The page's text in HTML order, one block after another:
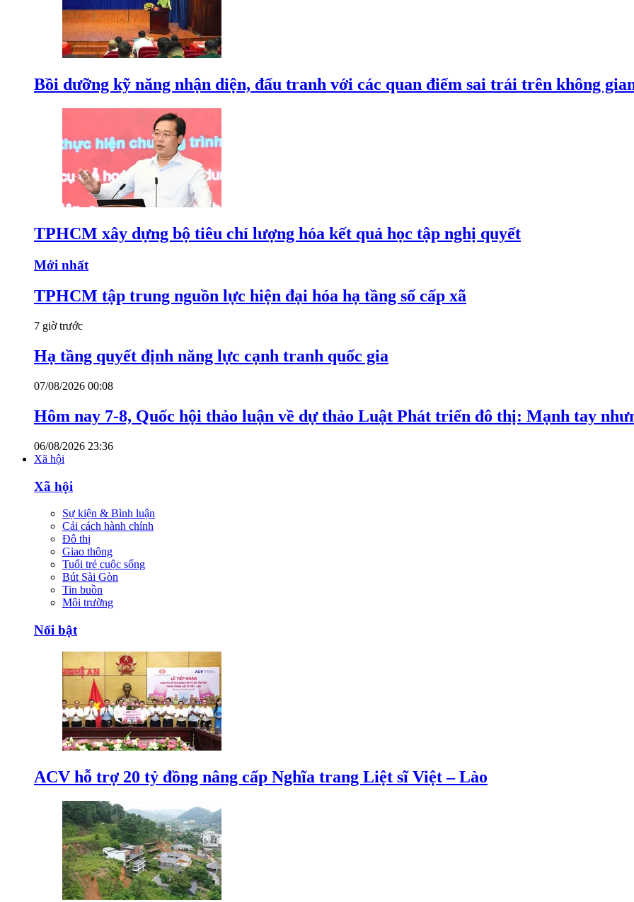
Bồi dưỡng kỹ năng nhận diện, đấu tranh với các quan điểm sai trái trên không
TPHCM xây dựng bộ tiêu chí lượng hóa kết quả học tập nghị quyết
Mới nhất
TPHCM tập trung nguồn lực hiện đại hóa hạ tầng số cấp xã
7 giờ trước
Hạ tầng quyết định năng lực cạnh tranh quốc gia
07/08/2026 00:08
Hôm nay 7-8, Quốc hội thảo luận về dự thảo Luật Phát triển đô thị: Mạnh tay
06/08/2026 23:36
Xã hội
Xã hội
Sự kiện & Bình luận
Cải cách hành chính
Đô thị
Giao thông
Tuổi trẻ cuộc sống
Bút Sài Gòn
Tin buồn
Môi trường
Nổi bật
ACV hỗ trợ 20 tỷ đồng nâng cấp Nghĩa trang Liệt sĩ Việt – Lào